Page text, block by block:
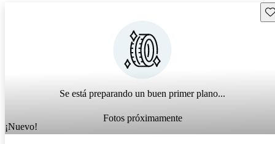
Se está preparando un buen primer plano...
Fotos próximamente
¡Nuevo!